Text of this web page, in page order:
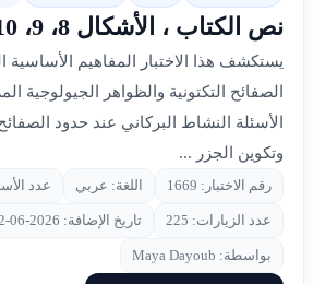
نص الكتاب ، الأشكال 8، 9، 10
يستكشف هذا الاختبار المفاهيم الأساسية
الصفائح التكتونية والظواهر الجيولوجية
الأسئلة النشاط البركاني عند حدود
وتكوين الجزر ...
رقم الاختبار: 1669 اللغة: عربي عدد
عدد الزيارات: 225 تاريخ الإضافة: 2026-06-02
بواسطة: Maya Dayoub